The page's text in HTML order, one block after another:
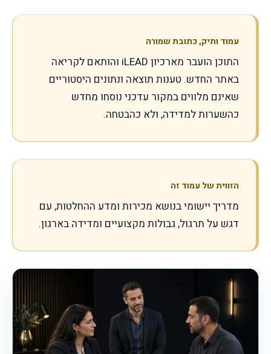
עמוד ותיק, כתובת שמורה
התוכן הועבר מארכיון iLEAD והותאם לקריאה
באתר החדש. טענות תוצאה ונתונים היסטוריים
שאינם מלווים במקור עדכני נוסחו מחדש
כהשערות למדידה, ולא כהבטחה.
הזווית של עמוד זה
מדריך יישומי בנושא מכירות ומדע ההחלטות, עם
דגש על תרגול, גבולות מקצועיים ומדידה בארגון.